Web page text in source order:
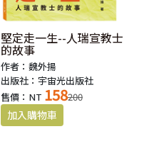
堅定走一生--人瑞宣教士
的故事
作者：魏外揚
出版社：宇宙光出版社
售價：NT 158200